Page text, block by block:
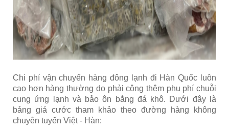
Chi phí vận chuyển hàng đông lạnh đi Hàn Quốc luôn
cao hơn hàng thường do phải cộng thêm phụ phí chuỗi
cung ứng lạnh và bảo ôn bằng đá khô. Dưới đây là
bảng giá cước tham khảo theo đường hàng không
chuyên tuyến Việt - Hàn: